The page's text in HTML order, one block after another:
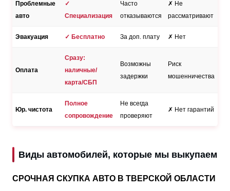
Проблемные
авто
✓
Специализация
Часто
отказываются
✗ Не
рассматривают
Эвакуация ✓ Бесплатно За доп. плату ✗ Нет
Оплата
Сразу:
наличные/
карта/СБП
Возможны
задержки
Риск
мошенничества
Юр. чистота
Полное
сопровождение
Не всегда
проверяют
✗ Нет гарантий
Виды автомобилей, которые мы выкупаем
СРОЧНАЯ СКУПКА АВТО В ТВЕРСКОЙ ОБЛАСТИ